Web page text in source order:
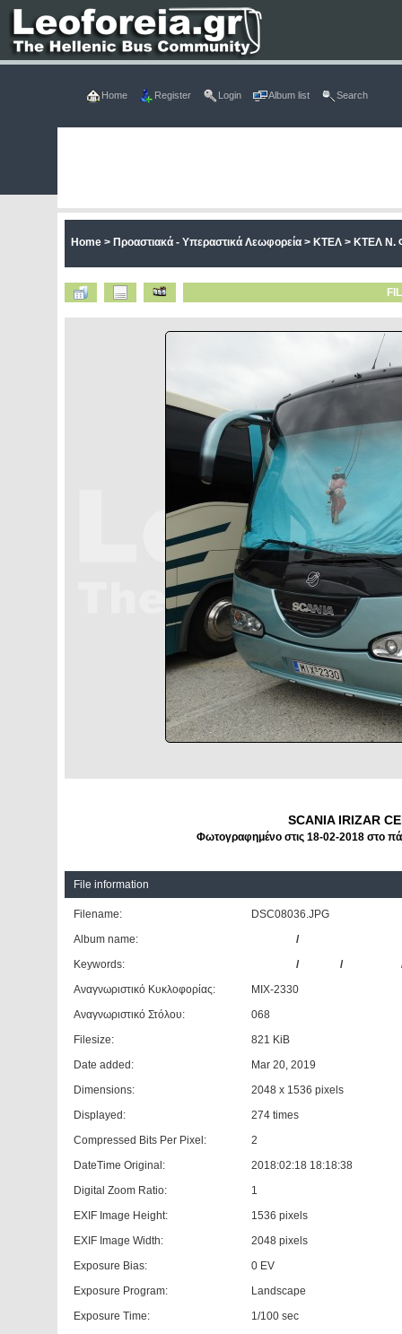
Home Register Login Album list Search
Home> Προαστιακά - Υπεραστικά Λεωφορεία> ΚΤΕΛ> ΚΤΕΛ Ν.
SCANIA IRIZAR
Φωτογραφημένο στις 18-02-2018 στο
File information
Filename:
DSC08036.JPG
Album name:
/
Keywords:
/ /
Αναγνωριστικό Κυκλοφορίας:
ΜΙΧ-2330
Αναγνωριστικό Στόλου:
068
Filesize:
821 KiB
Date added:
Mar 20, 2019
Dimensions:
2048 x 1536 pixels
Displayed:
274 times
Compressed Bits Per Pixel:
2
DateTime Original:
2018:02:18 18:18:38
Digital Zoom Ratio:
1
EXIF Image Height:
1536 pixels
EXIF Image Width:
2048 pixels
Exposure Bias:
0 EV
Exposure Program:
Landscape
Exposure Time:
1/100 sec